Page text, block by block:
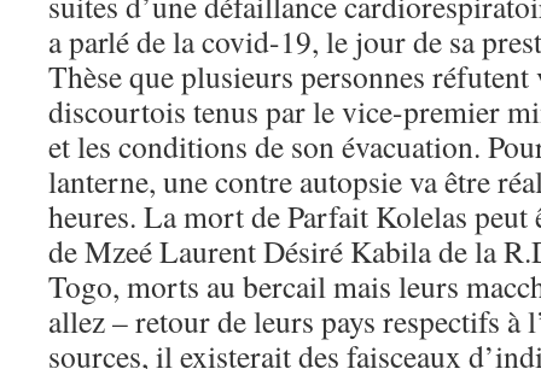
a parlé de la covid-19, le jour de sa
Thèse que plusieurs personnes
discourtois tenus par le vice-premier
et les conditions de son évacuation.
lanterne, une contre autopsie va être
heures. La mort de Parfait Kolelas peut
de Mzeé Laurent Désiré Kabila de la
Togo, morts au bercail mais leurs
allez – retour de leurs pays respectifs à
sources, il existerait des faisceaux